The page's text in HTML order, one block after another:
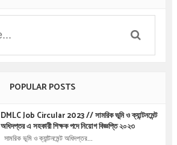
POPULAR POSTS
DMLC Job Circular 2023 // সামরিক ভূমি ও ক্যান্টনমেন্ট
অধিদপ্তর এ সহকারী শিক্ষক পদে নিয়োগ বিজ্ঞপ্তি ২০২৩
সামরিক ভূমি ও ক্যান্টনমেন্ট অধিদপ্তর...